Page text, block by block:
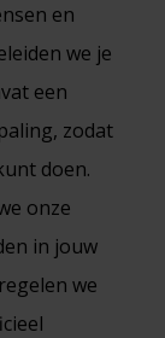
en
we je
een
zodat
doen.
onze
in jouw
we